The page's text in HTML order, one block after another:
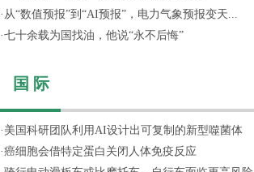
· 从“数值预报”到“AI预报”，电力气象预报变天...
·七十余载为国找油，他说“永不后悔”
国 际
· 美国科研团队利用AI设计出可复制的新型噬菌体
·癌细胞会借特定蛋白关闭人体免疫反应